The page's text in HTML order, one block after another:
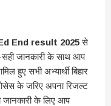
End result 2025से
सही जानकारी के साथ आप
हुए सभी अभ्यार्थी बिहार
के जरिए अपना रिजल्ट
के लिए आप